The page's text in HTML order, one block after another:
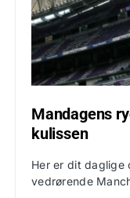
Mandagens
kulissen
Her er dit daglige
vedrørende